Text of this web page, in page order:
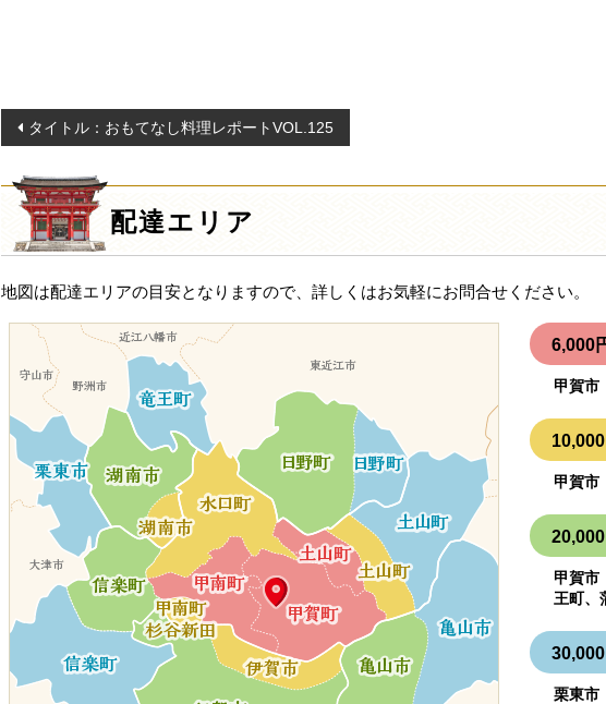
投
稿
ナ
ビ
ゲ
シ
ン
タイトル：おもてなし料理レポートVOL.125
配達エリア
地図は配達エリアの目安となりますので、詳しくはお気軽にお問合せください。
6,000
甲賀市
甲賀市
甲賀市
王町、
栗東市